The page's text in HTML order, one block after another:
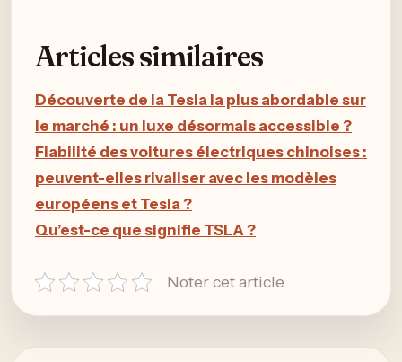
Articles similaires
Découverte de la Tesla la plus abordable sur
le marché : un luxe désormais accessible ?
Fiabilité des voitures électriques chinoises :
peuvent-elles rivaliser avec les modèles
européens et Tesla ?
Qu’est-ce que signifie TSLA ?
Noter cet article